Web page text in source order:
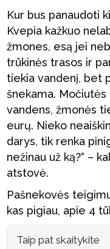
Kur bus panaudoti
Kvepia kažkuo
žmones, esą jei
trūkinės trasos ir
tiekia vandenį, bet
šnekama. Močiutės
vandens, žmonės
eurų. Nieko
darys, tik renka
nežinau už ką?“ –
atstovė.
Pašnekovės
kas pigiau, apie 4
Taip pat skaitykite